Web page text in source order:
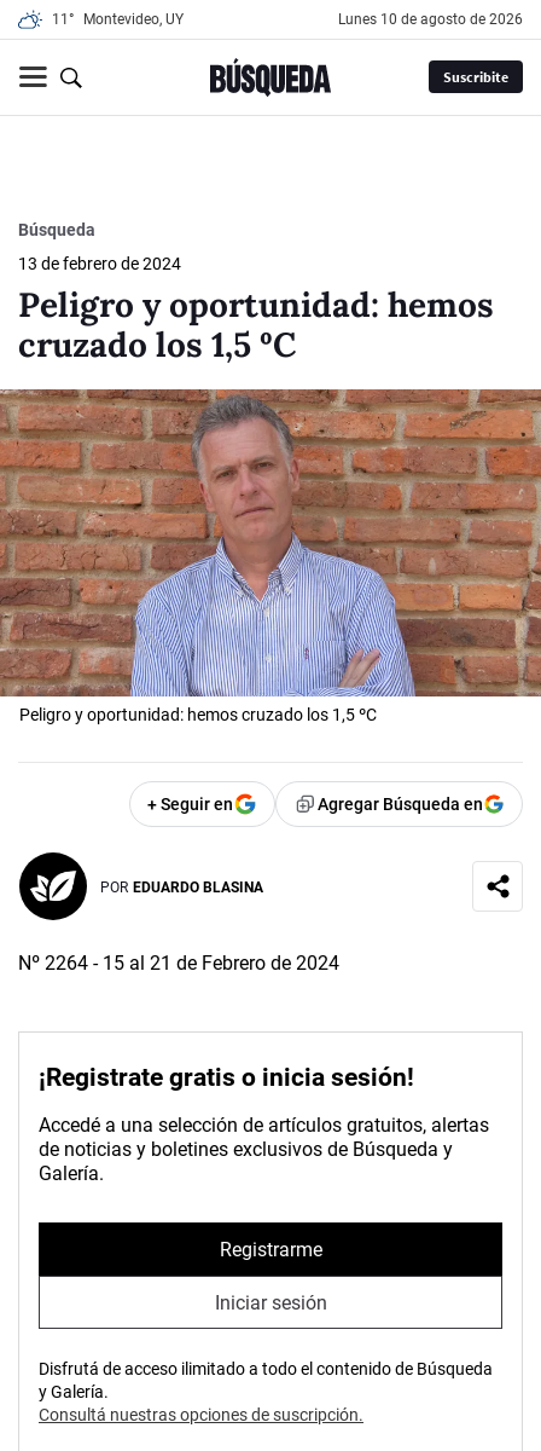
11° Montevideo, UY lunes 10 de agosto de 2026
Suscribite
Búsqueda
13 de febrero de 2024
Peligro y oportunidad: hemos
cruzado los 1,5 ºC
Peligro y oportunidad: hemos cruzado los 1,5 ºC
+ Seguir en Agregar Búsqueda en
POR EDUARDO BLASINA
Nº 2264 - 15 al 21 de Febrero de 2024
¡Registrate gratis o inicia sesión!
Accedé a una selección de artículos gratuitos, alertas
de noticias y boletines exclusivos de Búsqueda y
Galería.
Registrarme
Iniciar sesión
Disfrutá de acceso ilimitado a todo el contenido de Búsqueda
y Galería.
Consultá nuestras opciones de suscripción.